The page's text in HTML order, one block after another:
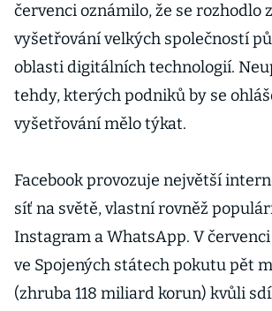
červenci oznámilo, že se rozhodlo
vyšetřování velkých společností
oblasti digitálních technologií.
tehdy, kterých podniků by se
vyšetřování mělo týkat.
Facebook provozuje největší
síť na světě, vlastní rovněž
Instagram a WhatsApp. V
ve Spojených státech pokutu pět
(zhruba 118 miliard korun) kvůli